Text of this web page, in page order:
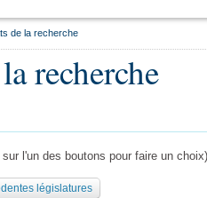
de la recherche
recherche
sur l'un des boutons pour faire un choix)
législatures